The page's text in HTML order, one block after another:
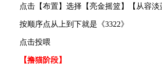
点击【布置】选择【亮金摇篮】【从容淡
按顺序点从上到下就是《3322》
点击投喂
【撸猫阶段】